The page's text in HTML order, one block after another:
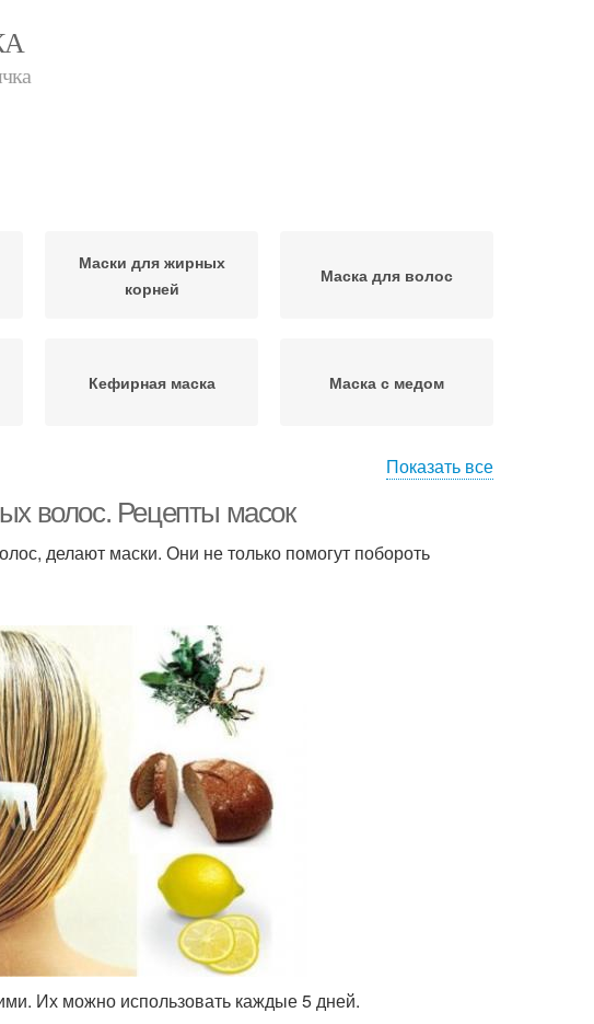
Маски для жирных
корней
Маска для волос
Кефирная маска Маска с медом
Показать все
волос. Рецепты масок
делают маски. Они не только помогут побороть
Их можно использовать каждые 5 дней.